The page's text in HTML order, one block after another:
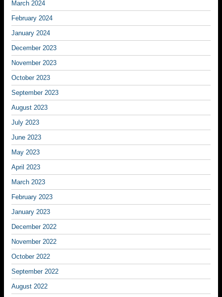
March 2024
February 2024
January 2024
December 2023
November 2023
October 2023
September 2023
August 2023
July 2023
June 2023
May 2023
April 2023
March 2023
February 2023
January 2023
December 2022
November 2022
October 2022
September 2022
August 2022